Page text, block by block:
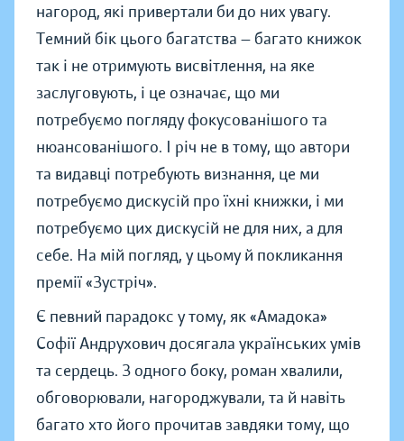
нагород, які привертали би до них увагу.
Темний бік цього багатства — багато книжок
так і не отримують висвітлення, на яке
заслуговують, і це означає, що ми
потребуємо погляду фокусованішого та
нюансованішого. І річ не в тому, що автори
та видавці потребують визнання, це ми
потребуємо дискусій про їхні книжки, і ми
потребуємо цих дискусій не для них, а для
себе. На мій погляд, у цьому й покликання
премії «Зустріч».
Є певний парадокс у тому, як «Амадока»
Софії Андрухович досягала українських умів
та сердець. З одного боку, роман хвалили,
обговорювали, нагороджували, та й навіть
багато хто його прочитав завдяки тому, що